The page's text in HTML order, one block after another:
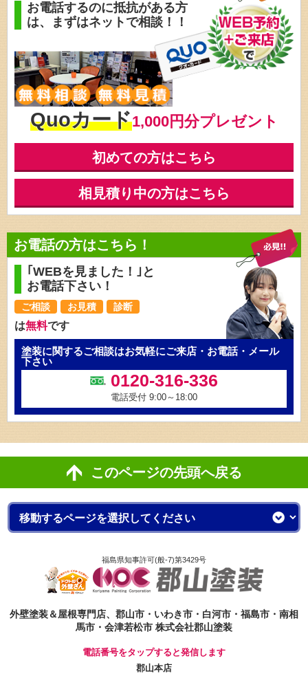
お電話するのに抵抗がある方
は、
まずはネットで相談！！
Quoカード1,000円分プレゼント
初めての方はこちら
相見積り中の方はこちら
お電話の方はこちら！
｢WEBを見ました！｣と
お電話下さい！
ご相談 お見積 診断
は無料です
塗装に関するご相談はお気軽にご来店・お電話・メール
下さい
0120-316-336
電話受付 9:00～18:00
このページの先頭へ戻る
福島県知事許可(般-7)第3429号
外壁塗装＆屋根専門店、郡山市・いわき市・白河市・福島市・南相
馬市・会津若松市 株式会社郡山塗装
電話番号をタップすると発信します
郡山本店